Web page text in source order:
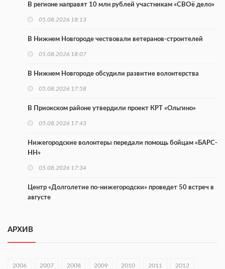
В регионе направят 10 млн рублей участникам «СВОё дело»
05.08.2026 18:13
В Нижнем Новгороде чествовали ветеранов-строителей
05.08.2026 18:07
В Нижнем Новгороде обсудили развитие волонтерства
05.08.2026 17:58
В Приокском районе утвердили проект КРТ «Ольгино»
05.08.2026 17:43
Нижегородские волонтеры передали помощь бойцам «БАРС-
НН»
05.08.2026 17:34
Центр «Долголетие по-нижегородски» проведет 50 встреч в
августе
Совет молодых ученых начал работу при правительстве
региона
АРХИВ
2006 2007 2008 2009 2010 2011 2012